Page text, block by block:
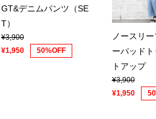
GT&デニムパンツ（SE
T）
¥3,900
¥1,950
50%OFF
ノースリ
ーパッド
トアップ
¥3,900
¥1,950